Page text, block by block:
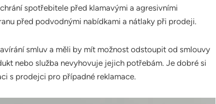
spotřebitele před klamavými a agresivními
před podvodnými nabídkami a nátlaky při prodeji.
smluv a měli by mít možnost odstoupit od smlouvy
nebo služba nevyhovuje jejich potřebám. Je dobré si
s prodejci pro případné reklamace.